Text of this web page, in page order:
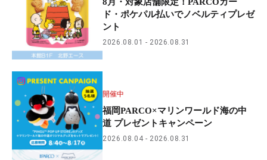
ド・ポケパル払いでノベルティプレゼ
ント
2026.08.01 2026.08.31
開催中
福岡PARCO×マリンワールド海の中
道 プレゼントキャンペーン
2026.08.04 2026.08.31